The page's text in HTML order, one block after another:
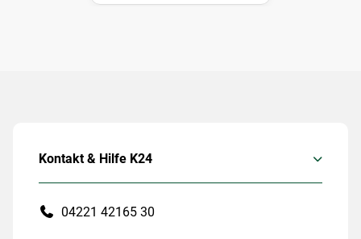
Kontakt & Hilfe K24
04221 42165 30